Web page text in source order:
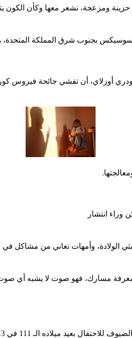
ومزعجة، نشعر معها وكأن الكون
بجنوب شرق المملكة المتحدة،
أودري أوزلاي، أن تفشي جائحة
انتشار
وأمهات تعاني من مشاكل في
مسارك، فهو صوت لا يشبه أي صوت
بسبب قيود وباء كوفيد-19، لكن ذلك لم يزعجه كثيرا.